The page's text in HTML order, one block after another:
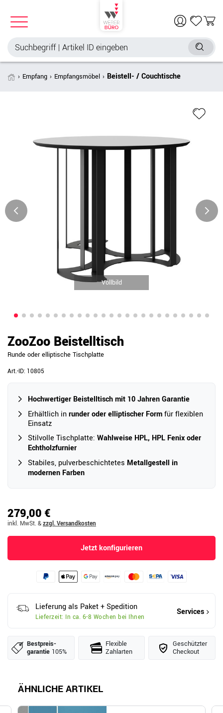
Empfang Empfangsmöbel Beistell- / Couchtische
Vollbild
ZooZoo Beistelltisch
Runde oder elliptische Tischplatte
Art.-ID: 10805
Hochwertiger Beistelltisch mit 10 Jahren Garantie
Erhältlich inrunder oder elliptischer Formfür flexiblen
Einsatz
Stilvolle Tischplatte: Wahlweise HPL, HPL Fenix oder
Echtholzfurnier
Stabiles, pulverbeschichtetes Metallgestell in
modernen Farben
279,00 €
inkl. MwSt. &zzgl. Versandkosten
Jetzt konfigurieren
Lieferung als Paket + Spedition
Lieferzeit: In ca. 6-8 Wochen bei Ihnen
Services
Bestpreis­
garantie 105%
Flexible
Zahlarten
Geschützter
Checkout
ÄHNLICHE ARTIKEL